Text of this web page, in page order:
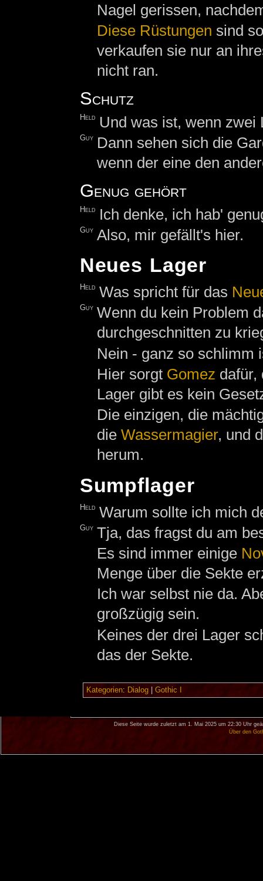
Nagel gerissen,
Diese Rüstungen sind
verkaufen sie nur an
nicht ran.
Schutz
Held Und was ist, wenn zwei
Guy Dann sehen sich die
wenn der eine den
Genug gehört
Held Ich denke, ich hab'
Guy Also, mir gefällt's hier.
Neues Lager
Held Was spricht für das
Guy Wenn du kein Problem
durchgeschnitten zu
Nein - ganz so schlimm
Hier sorgt Gomez dafür,
Lager gibt es kein
Die einzigen, die
die Wassermagier, und
herum.
Sumpflager
Held Warum sollte ich mich
Guy Tja, das fragst du am
Es sind immer einige
Menge über die Sekte
Ich war selbst nie da.
großzügig sein.
Keines der drei Lager
das der Sekte.
Kategorien: Dialog| Gothic I
Diese Seite wurde zuletzt am 1. Mai 2025 um 22:30 Uhr
Über den